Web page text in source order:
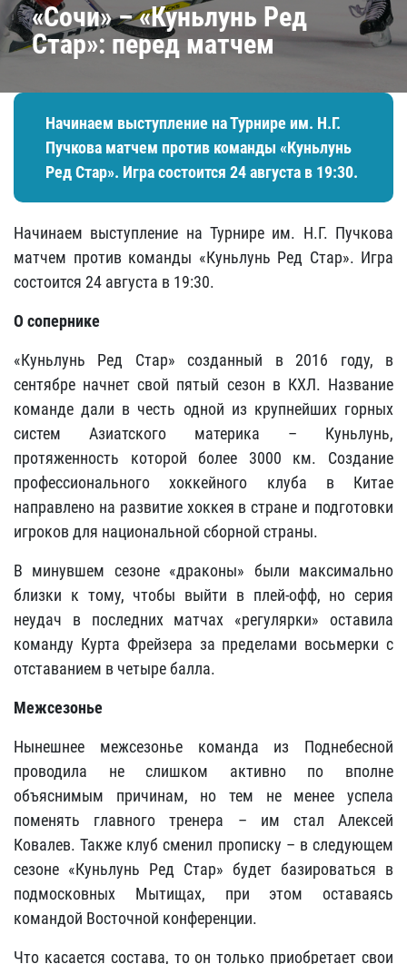
«Сочи» – «Куньлунь Ред
Стар»: перед матчем
Начинаем выступление на Турнире им. Н.Г.
Пучкова матчем против команды «Куньлунь
Ред Стар». Игра состоится 24 августа в 19:30.
Начинаем выступление на Турнире им. Н.Г. Пучкова
матчем против команды «Куньлунь Ред Стар». Игра
состоится 24 августа в 19:30.
О сопернике
«Куньлунь Ред Стар» созданный в 2016 году, в
сентябре начнет свой пятый сезон в КХЛ. Название
команде дали в честь одной из крупнейших горных
систем Азиатского материка – Куньлунь,
протяженность которой более 3000 км. Создание
профессионального хоккейного клуба в Китае
направлено на развитие хоккея в стране и подготовки
игроков для национальной сборной страны.
В минувшем сезоне «драконы» были максимально
близки к тому, чтобы выйти в плей-офф, но серия
неудач в последних матчах «регулярки» оставила
команду Курта Фрейзера за пределами восьмерки с
отставанием в четыре балла.
Межсезонье
Нынешнее межсезонье команда из Поднебесной
проводила не слишком активно по вполне
объяснимым причинам, но тем не менее успела
поменять главного тренера – им стал Алексей
Ковалев. Также клуб сменил прописку – в следующем
сезоне «Куньлунь Ред Стар» будет базироваться в
подмосковных Мытищах, при этом оставаясь
командой Восточной конференции.
Что касается состава, то он только приобретает свои